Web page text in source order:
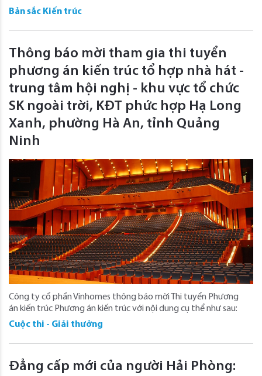
Bản sắc Kiến trúc
Thông báo mời tham gia thi tuyển
phương án kiến trúc tổ hợp nhà hát -
trung tâm hội nghị - khu vực tổ chức
SK ngoài trời, KĐT phức hợp Hạ Long
Xanh, phường Hà An, tỉnh Quảng
Ninh
​Công ty cổ phần Vinhomes thông báo mời Thi tuyển Phương
án kiến trúc Phương án kiến trúc với nội dung cụ thể như sau:
Cuộc thi - Giải thưởng
Đẳng cấp mới của người Hải Phòng: